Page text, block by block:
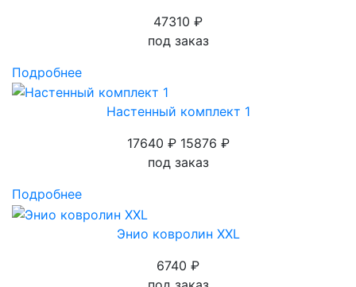
47310 ₽
под заказ
Подробнее
Настенный комплект 1
17640 ₽ 15876 ₽
под заказ
Подробнее
Энио ковролин XXL
6740 ₽